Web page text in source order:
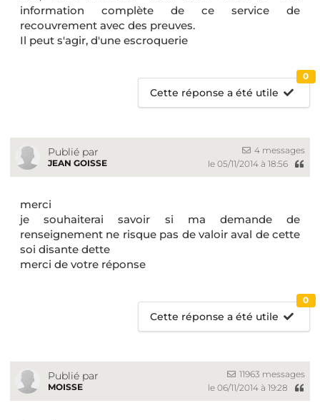
information complète de ce service de
recouvrement avec des preuves.
Il peut s'agir, d'une escroquerie
Cette réponse a été utile
0
Publié par
JEAN GOISSE
4 messages
le 05/11/2014 à 18:56
merci
je souhaiterai savoir si ma demande de
renseignement ne risque pas de valoir aval de cette
soi disante dette
merci de votre réponse
Cette réponse a été utile
0
Publié par
MOISSE
11963 messages
le 06/11/2014 à 19:28